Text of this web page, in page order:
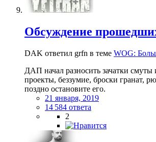
Обсуждение
DAK ответил grfn в теме WOG:
ДАП начал разносить зачатки
проекты, беззумие, броски гранат,
поздно остановите его.
21 января, 2019
14 584 ответа
2